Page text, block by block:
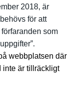
2018, är
för att
som
webbplatsen där
inte är tillräckligt